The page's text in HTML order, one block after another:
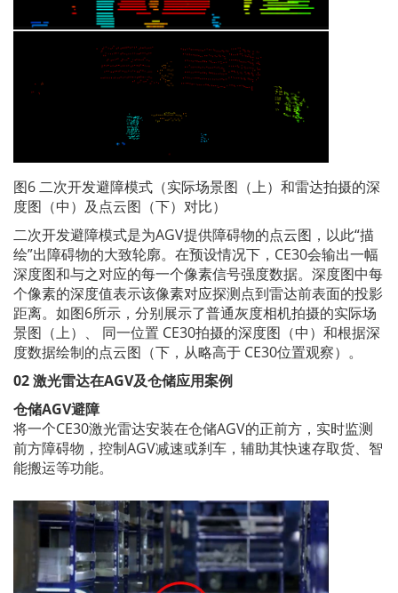
图6 二次开发避障模式（实际场景图（上）和雷达拍摄的深
度图（中）及点云图（下）对比）
二次开发避障模式是为AGV提供障碍物的点云图，以此“描
绘”出障碍物的大致轮廓。在预设情况下，CE30会输出一幅
深度图和与之对应的每一个像素信号强度数据。深度图中每
个像素的深度值表示该像素对应探测点到雷达前表面的投影
距离。如图6所示，分别展示了普通灰度相机拍摄的实际场
景图（上）、 同一位置 CE30拍摄的深度图（中）和根据深
度数据绘制的点云图（下，从略高于 CE30位置观察）。
02 激光雷达在AGV及仓储应用案例
仓储AGV避障
将一个CE30激光雷达安装在仓储AGV的正前方，实时监测
前方障碍物，控制AGV减速或刹车，辅助其快速存取货、智
能搬运等功能。